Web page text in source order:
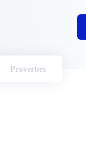
Proverbes